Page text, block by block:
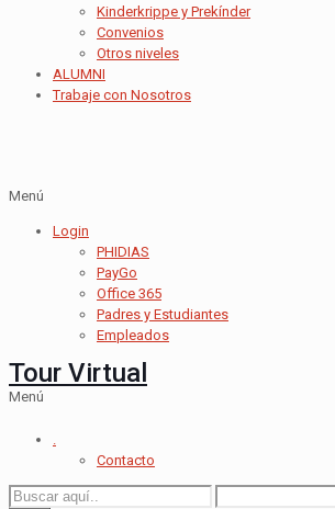
Kinderkrippe y Prekínder
Convenios
Otros niveles
ALUMNI
Trabaje con Nosotros
Menú
Login
PHIDIAS
PayGo
Office 365
Padres y Estudiantes
Empleados
Tour Virtual
Menú
.
Contacto